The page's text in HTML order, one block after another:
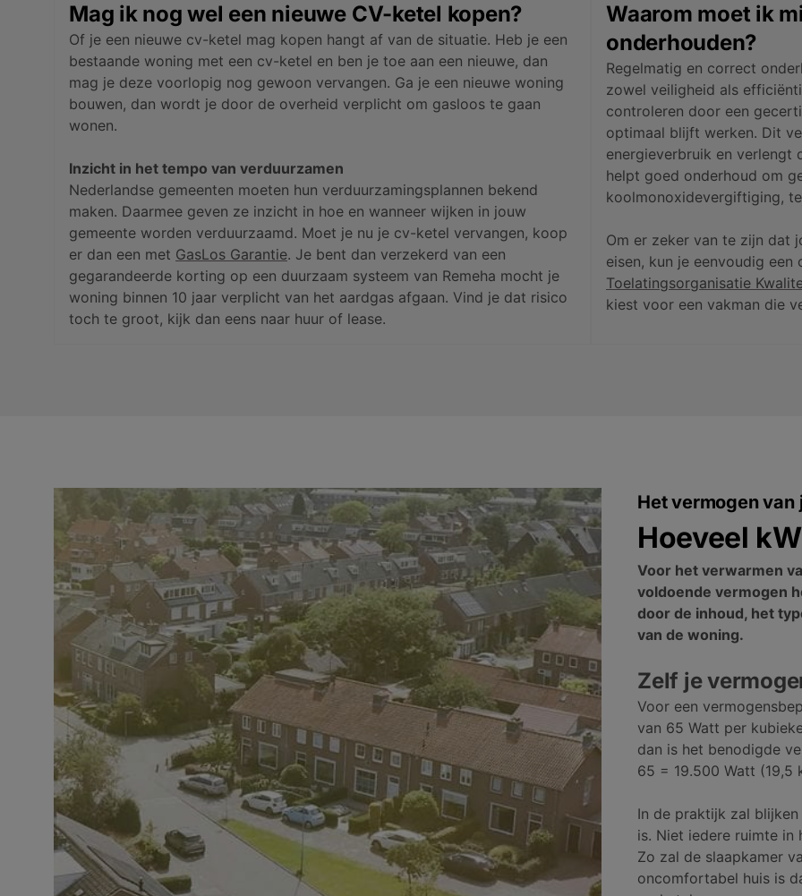
Mag ik nog wel een nieuwe CV-ketel kopen?
Of je een nieuwe cv-ketel mag kopen hangt af van de situatie. Heb je een
bestaande woning met een cv-ketel en ben je toe aan een nieuwe, dan
mag je deze voorlopig nog gewoon vervangen. Ga je een nieuwe woning
bouwen, dan wordt je door de overheid verplicht om gasloos te gaan
wonen.
Inzicht in het tempo van verduurzamen
Nederlandse gemeenten moeten hun verduurzamingsplannen bekend
maken. Daarmee geven ze inzicht in hoe en wanneer wijken in jouw
gemeente worden verduurzaamd. Moet je nu je cv-ketel vervangen, koop
er dan een met GasLos Garantie. Je bent dan verzekerd van een
gegarandeerde korting op een duurzaam systeem van Remeha mocht je
woning binnen 10 jaar verplicht van het aardgas afgaan. Vind je dat risico
toch te groot, kijk dan eens naar huur of lease.
Waarom moet ik
onderhouden?
Regelmatig en correct
zowel veiligheid als
controleren door een
optimaal blijft werken. Dit
energieverbruik en verlengt
helpt goed onderhoud om
koolmonoxidevergiftiging,
Om er zeker van te zijn dat
eisen, kun je eenvoudig
Toelatingsorganisatie
kiest voor een vakman die
Het vermogen
Hoeveel
Voor het verwarmen
voldoende vermogen
door de inhoud, het
van de woning.
Zelf je
Voor een
van 65 Watt per
dan is het benodigde
65 = 19.500 Watt (19,5
In de praktijk zal
is. Niet iedere ruimte
Zo zal de slaapkamer
oncomfortabel huis is